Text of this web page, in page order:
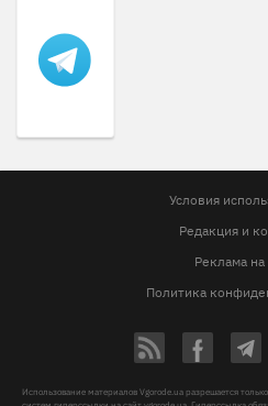
Условия
Редакция и
Реклама на
Политика
Использование материалов Vgorode.ua разрешается